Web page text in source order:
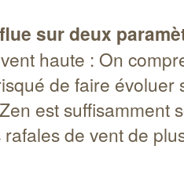
sur deux
haute : On
de faire
est suffisamment
de vent de